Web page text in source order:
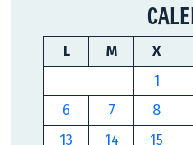
L M X
1
6
7 8
13
14 15